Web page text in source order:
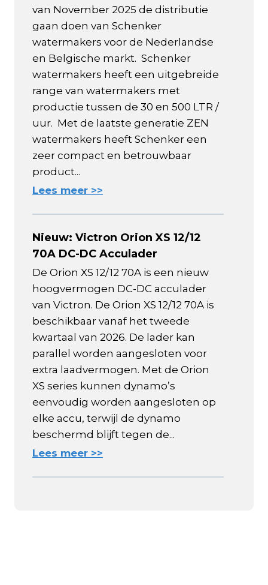
van November 2025 de distributie
gaan doen van Schenker
watermakers voor de Nederlandse
en Belgische markt. Schenker
watermakers heeft een uitgebreide
range van watermakers met
productie tussen de 30 en 500 LTR /
uur. Met de laatste generatie ZEN
watermakers heeft Schenker een
zeer compact en betrouwbaar
product...
Lees meer >>
Nieuw: Victron Orion XS 12/12
70A DC-DC Acculader
De Orion XS 12/12 70A is een nieuw
hoogvermogen DC-DC acculader
van Victron. De Orion XS 12/12 70A is
beschikbaar vanaf het tweede
kwartaal van 2026. De lader kan
parallel worden aangesloten voor
extra laadvermogen. Met de Orion
XS series kunnen dynamo’s
eenvoudig worden aangesloten op
elke accu, terwijl de dynamo
beschermd blijft tegen de...
Lees meer >>